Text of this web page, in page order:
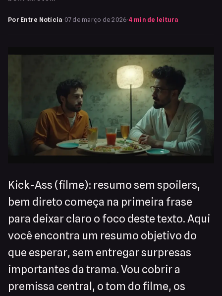
Por Entre Notícia· 07 de março de 2026·4 min de leitura
Kick-Ass (filme): resumo sem spoilers,
bem direto começa na primeira frase
para deixar claro o foco deste texto. Aqui
você encontra um resumo objetivo do
que esperar, sem entregar surpresas
importantes da trama. Vou cobrir a
premissa central, o tom do filme, os